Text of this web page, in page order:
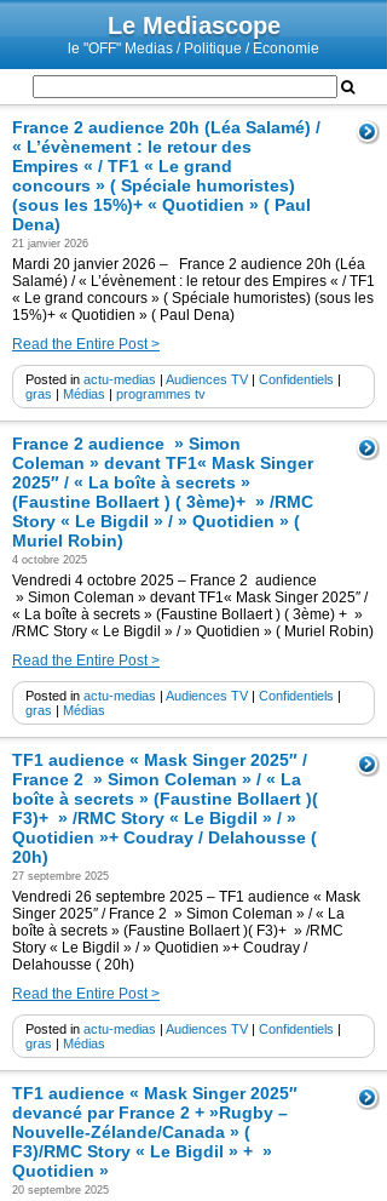
Le Mediascope
le "OFF" Medias / Politique / Economie
France 2 audience 20h (Léa Salamé) /
« L’évènement : le retour des
Empires « / TF1 « Le grand
concours » ( Spéciale humoristes)
(sous les 15%)+ « Quotidien » ( Paul
Dena)
21 janvier 2026
Mardi 20 janvier 2026 – France 2 audience 20h (Léa
Salamé) / « L’évènement : le retour des Empires « / TF1
« Le grand concours » ( Spéciale humoristes) (sous les
15%)+ « Quotidien » ( Paul Dena)
Read the Entire Post >
Posted in actu-medias | Audiences TV| Confidentiels |
gras | Médias | programmes tv
France 2 audience » Simon
Coleman » devant TF1« Mask Singer
2025″ / « La boîte à secrets »
(Faustine Bollaert ) ( 3ème)+ » /RMC
Story « Le Bigdil » / » Quotidien » (
Muriel Robin)
4 octobre 2025
Vendredi 4 octobre 2025 – France 2 audience
» Simon Coleman » devant TF1« Mask Singer 2025″ /
« La boîte à secrets » (Faustine Bollaert ) ( 3ème) + »
/RMC Story « Le Bigdil » / » Quotidien » ( Muriel Robin)
Read the Entire Post >
Posted in actu-medias | Audiences TV| Confidentiels |
gras | Médias
TF1 audience « Mask Singer 2025″ /
France 2 » Simon Coleman » / « La
boîte à secrets » (Faustine Bollaert )(
F3)+ » /RMC Story « Le Bigdil » / »
Quotidien »+ Coudray / Delahousse (
20h)
27 septembre 2025
Vendredi 26 septembre 2025 – TF1 audience « Mask
Singer 2025″ / France 2 » Simon Coleman » / « La
boîte à secrets » (Faustine Bollaert )( F3)+ » /RMC
Story « Le Bigdil » / » Quotidien »+ Coudray /
Delahousse ( 20h)
Read the Entire Post >
Posted in actu-medias | Audiences TV| Confidentiels |
gras | Médias
TF1 audience « Mask Singer 2025″
devancé par France 2 + »Rugby –
Nouvelle-Zélande/Canada » (
F3)/RMC Story « Le Bigdil » + »
Quotidien »
20 septembre 2025